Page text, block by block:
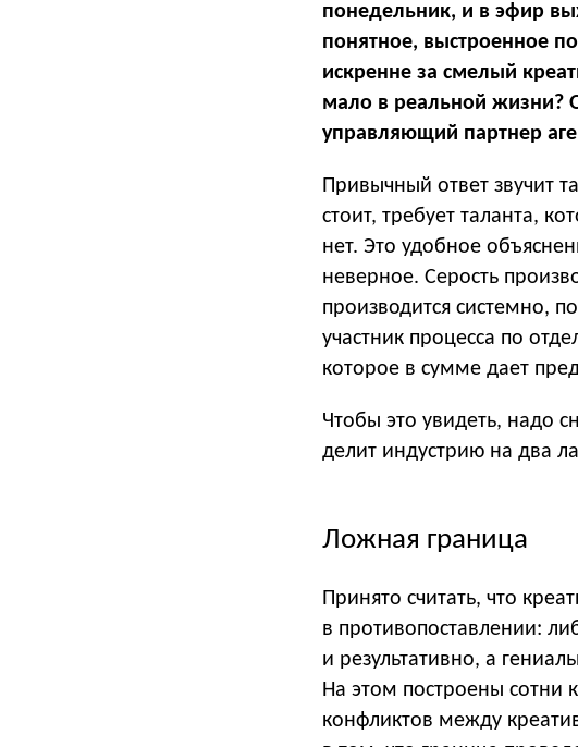
понедельник, и в эфир
понятное, выстроенное
искренне за смелый
мало в реальной жизни?
управляющий партнер
Привычный ответ звучит
стоит, требует таланта,
нет. Это удобное
неверное. Серость
производится системно,
участник процесса по
которое в сумме дает
Чтобы это увидеть, надо
делит индустрию на два
Ложная граница
Принято считать, что
в противопоставлении:
и результативно, а
На этом построены сотни
конфликтов между